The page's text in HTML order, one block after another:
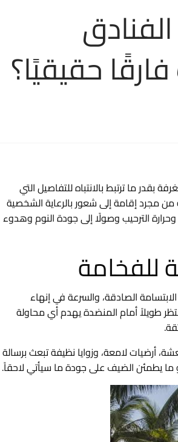
حقيقيًا؟
ما ترتبط بالانتباه للتفاصيل التي
من مجرد إقامة إلى شعور بالرعاية الشخصية
الترحيب وصولًا إلى جودة النوم وهدوء
للفخامة
الصادقة، والسرعة في إنهاء
طويلاً أمام المنضدة يهدم أي محاولة
أرضيات لامعة، وزوايا نظيفة تبعث برسالة
ما يطمئن الضيف على جودة ما سيأتي لاحقاً.